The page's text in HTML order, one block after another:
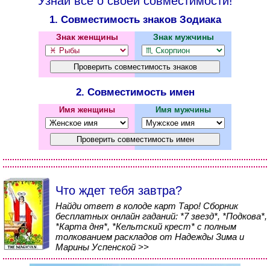
1. Совместимость знаков Зодиака
Знак женщины Знак мужчины
2. Совместимость имен
Имя женщины Имя мужчины
Что ждет тебя завтра?
Найди ответ в колоде карт Таро! Сборник
бесплатных онлайн гаданий: *7 звезд*, *Подкова*,
*Карта дня*, *Кельтский крест* с полным
толкованием раскладов от Надежды Зима и
Марины Успенской >>